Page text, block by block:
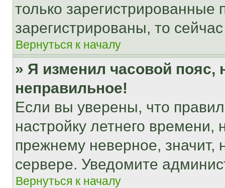
только
зарегистрированы, то
Вернуться к началу
» Я изменил часовой пояс,
неправильное!
Если вы уверены, что
настройку летнего
прежнему неверное, значит,
сервере. Уведомите
Вернуться к началу